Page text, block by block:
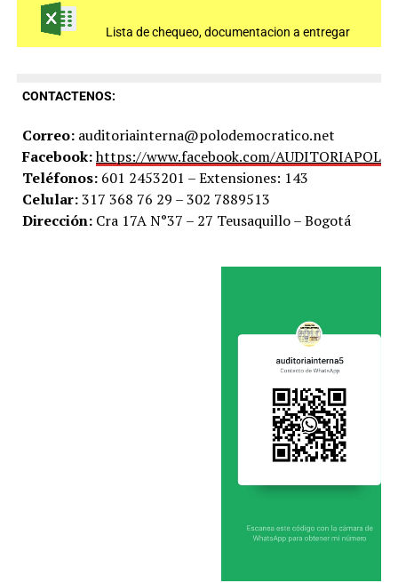
Lista de chequeo, documentacion a entregar
CONTACTENOS:
Correo: auditoriainterna@polodemocratico.net
Facebook:https://www.facebook.com/AUDITORIAPOLO
Teléfonos: 601 2453201 – Extensiones: 143
Celular:317 368 76 29 – 302 7889513
Dirección: Cra 17A N°37 – 27 Teusaquillo – Bogotá